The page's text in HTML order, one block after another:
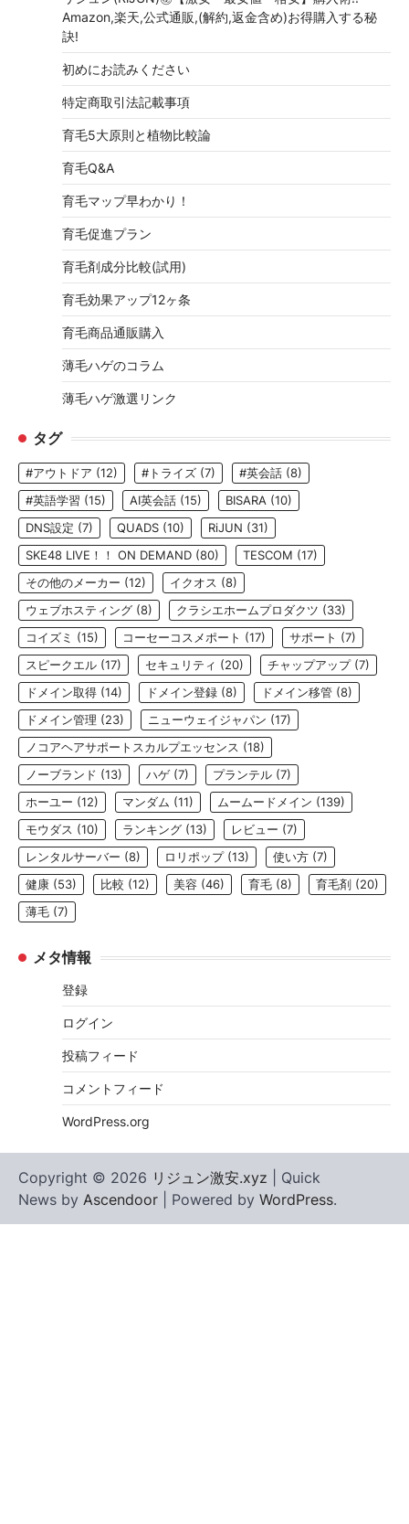
Amazon,楽天,公式通販,(解約,返金含め)お得購入する秘
訣!
初めにお読みください
特定商取引法記載事項
育毛5大原則と植物比較論
育毛Q&A
育毛マップ早わかり！
育毛促進プラン
育毛剤成分比較(試用)
育毛効果アップ12ヶ条
育毛商品通販購入
薄毛ハゲのコラム
薄毛ハゲ激選リンク
タグ
#アウトドア (12) #トライズ (7) #英会話 (8)
#英語学習 (15) AI英会話 (15) BISARA (10)
DNS設定 (7) QUADS (10) RiJUN (31)
SKE48 LIVE！！ ON DEMAND (80) TESCOM (17)
その他のメーカー (12) イクオス (8)
ウェブホスティング (8) クラシエホームプロダクツ (33)
コイズミ (15) コーセーコスメポート (17) サポート (7)
スピークエル (17) セキュリティ (20) チャップアップ(7)
ドメイン取得 (14) ドメイン登録 (8) ドメイン移管 (8)
ドメイン管理 (23) ニューウェイジャパン (17)
ノコアヘアサポートスカルプエッセンス (18)
ノーブランド (13) ハゲ (7) プランテル (7)
ホーユー (12) マンダム (11) ムームードメイン (139)
モウダス (10) ランキング (13) レビュー (7)
レンタルサーバー (8) ロリポップ(13) 使い方 (7)
健康 (53) 比較 (12) 美容 (46) 育毛 (8) 育毛剤 (20)
薄毛 (7)
メタ情報
登録
ログイン
投稿フィード
コメントフィード
WordPress.org
Copyright © 2026 リジュン激安.xyz | Quick
News by Ascendoor | Powered by WordPress.